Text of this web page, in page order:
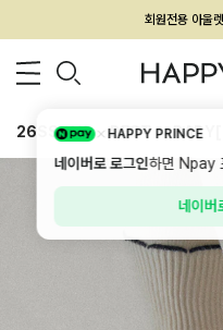
회원전용 아울
멤버십
26SS 신상 BEST
HAPPY PRINCE
네이버로 로그인하면 Npay
네이버